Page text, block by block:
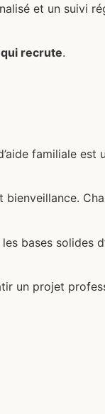
et un suivi
recrute.
familiale est
bases solides
un projet